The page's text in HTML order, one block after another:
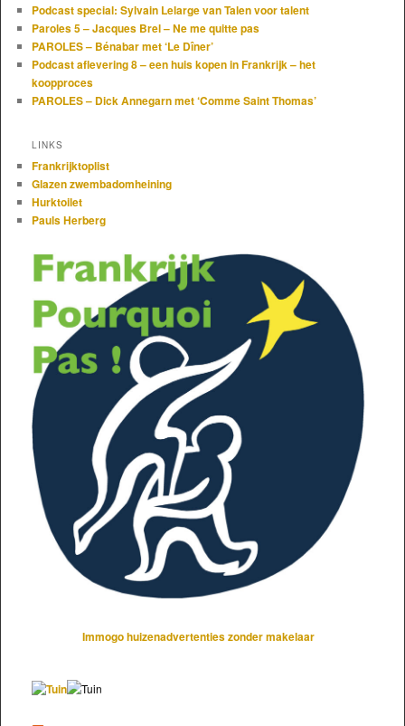
Podcast special: Sylvain Lelarge van Talen voor talent
Paroles 5 – Jacques Brel – Ne me quitte pas
PAROLES – Bénabar met ‘Le Dîner’
Podcast aflevering 8 – een huis kopen in Frankrijk – het
koopproces
PAROLES – Dick Annegarn met ‘Comme Saint Thomas’
LINKS
Frankrijktoplist
Glazen zwembadomheining
Hurktoilet
Pauls Herberg
Immogo huizenadvertenties zonder makelaar